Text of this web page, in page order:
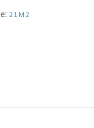
21M2